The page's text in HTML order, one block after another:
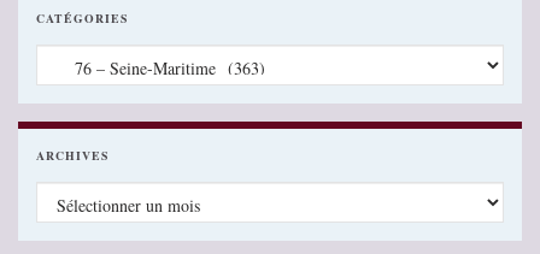
CATÉGORIES
ARCHIVES